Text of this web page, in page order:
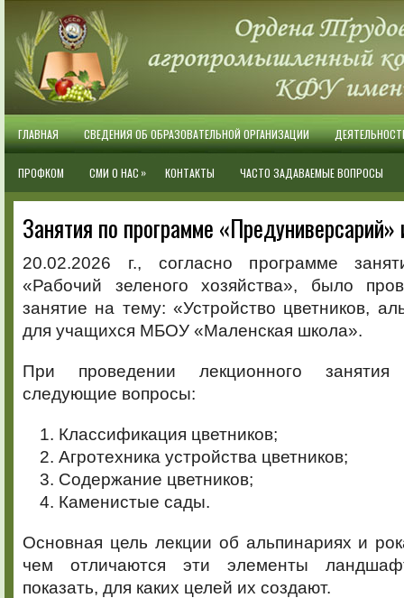
ГЛАВНАЯ СВЕДЕНИЯ ОБ ОБРАЗОВАТЕЛЬНОЙ ОРГАНИЗАЦИИ
ПРОФКОМ СМИ О НАС » КОНТАКТЫ ЧАСТО ЗАДАВАЕМЫЕ ВОПРОСЫ
Занятия по программе «Предуниверсарий»
20.02.2026 г., согласно программе
«Рабочий зеленого хозяйства», было
занятие на тему: «Устройство цветников,
для учащихся МБОУ «Маленская школа».
При проведении лекционного
следующие вопросы:
Классификация цветников;
Агротехника устройства цветников;
Содержание цветников;
Каменистые сады.
Основная цель лекции об альпинариях и
чем отличаются эти элементы
показать, для каких целей их создают.